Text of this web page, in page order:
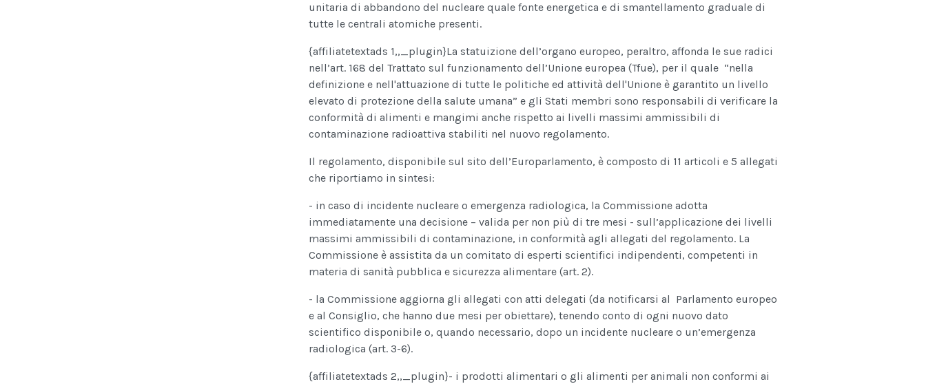
unitaria di abbandono del nucleare quale fonte energetica e di smantellamento graduale di
tutte le centrali atomiche presenti.
{affiliatetextads 1,,_plugin}La statuizione dell’organo europeo, peraltro, affonda le sue radici
nell’art. 168 del Trattato sul funzionamento dell’Unione europea (Tfue), per il quale “nella
definizione e nell'attuazione di tutte le politiche ed attività dell'Unione è garantito un livello
elevato di protezione della salute umana” e gli Stati membri sono responsabili di verificare la
conformità di alimenti e mangimi anche rispetto ai livelli massimi ammissibili di
contaminazione radioattiva stabiliti nel nuovo regolamento.
Il regolamento, disponibile sul sito dell’Europarlamento, è composto di 11 articoli e 5 allegati
che riportiamo in sintesi:
- in caso di incidente nucleare o emergenza radiologica, la Commissione adotta
immediatamente una decisione – valida per non più di tre mesi - sull’applicazione dei livelli
massimi ammissibili di contaminazione, in conformità agli allegati del regolamento. La
Commissione è assistita da un comitato di esperti scientifici indipendenti, competenti in
materia di sanità pubblica e sicurezza alimentare (art. 2).
- la Commissione aggiorna gli allegati con atti delegati (da notificarsi al Parlamento europeo
e al Consiglio, che hanno due mesi per obiettare), tenendo conto di ogni nuovo dato
scientifico disponibile o, quando necessario, dopo un incidente nucleare o un’emergenza
radiologica (art. 3-6).
{affiliatetextads 2,,_plugin}- i prodotti alimentari o gli alimenti per animali non conformi ai